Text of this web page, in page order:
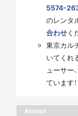
5574-
のレンタ
合わせく
東京カル
いてくれ
ューサー
ています！
Access